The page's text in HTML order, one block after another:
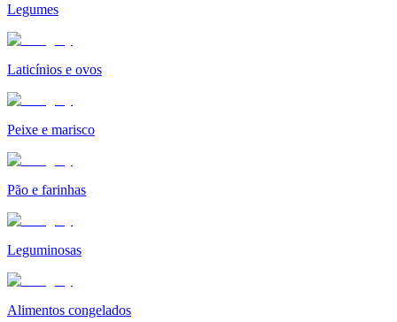
Legumes
Laticínios e ovos
Peixe e marisco
Pão e farinhas
Leguminosas
Alimentos congelados